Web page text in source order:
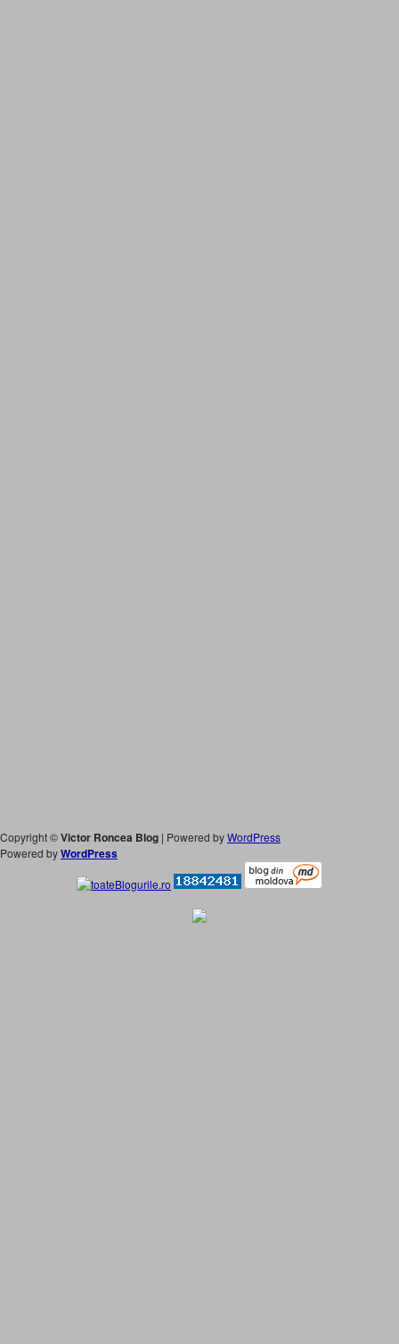
Copyright ©Victor Roncea Blog | Powered byWordPress
Powered byWordPress